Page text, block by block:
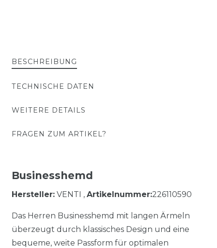
BESCHREIBUNG
TECHNISCHE DATEN
WEITERE DETAILS
FRAGEN ZUM ARTIKEL?
Businesshemd
Hersteller: VENTI , Artikelnummer:226110590
Das Herren Businesshemd mit langen Ärmeln
überzeugt durch klassisches Design und eine
bequeme, weite Passform für optimalen